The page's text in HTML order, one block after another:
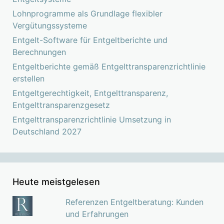
Lohnprogramme als Grundlage flexibler
Vergütungssysteme
Entgelt-Software für Entgeltberichte und
Berechnungen
Entgeltberichte gemäß Entgelttransparenzrichtlinie
erstellen
Entgeltgerechtigkeit, Entgelttransparenz,
Entgelttransparenzgesetz
Entgelttransparenzrichtlinie Umsetzung in
Deutschland 2027
Heute meistgelesen
Referenzen Entgeltberatung: Kunden
und Erfahrungen